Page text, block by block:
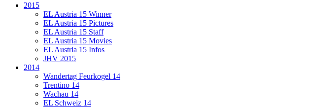
2015
EL Austria 15 Winner
EL Austria 15 Pictures
EL Austria 15 Staff
EL Austria 15 Movies
EL Austria 15 Infos
JHV 2015
2014
Wandertag Feurkogel 14
Trentino 14
Wachau 14
EL Schweiz 14